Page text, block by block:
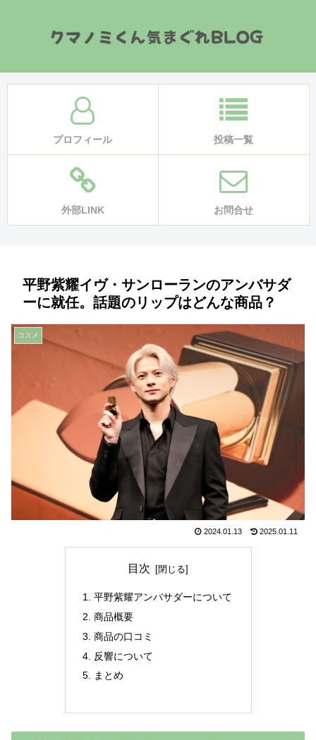
プロフィール 投稿一覧
外部LINK お問合せ
平野紫耀イヴ・サンローランのアンバサダ
ーに就任。話題のリップはどんな商品？
コスメ
2024.01.13 2025.01.11
目次
平野紫耀アンバサダーについて
商品概要
商品の口コミ
反響について
まとめ